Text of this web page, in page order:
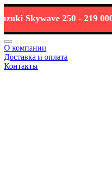
Skywave 250 -219 000 р 💰
О компании
Доставка и оплата
Контакты